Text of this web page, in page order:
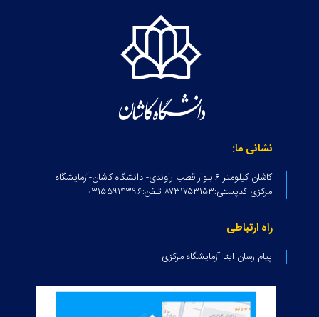
نشانی ما:
کاشان کیلومتر ۶ بلوار قطب راوندی- دانشگاه کاشان-آزمایشگاه
مرکزی کدپستی:۸۷۳۱۷۵۳۱۵۳ تلفن:۰۳۱۵۵۹۱۴۳۹۶
راه ارتباطی
پیام رسان ایتا آزمایشگاه مرکزی